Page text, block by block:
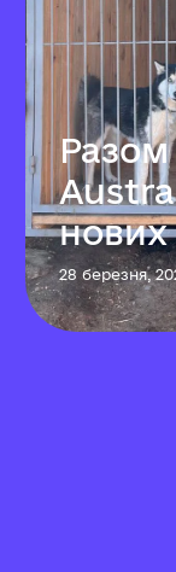
Разом
нових
28 березня,